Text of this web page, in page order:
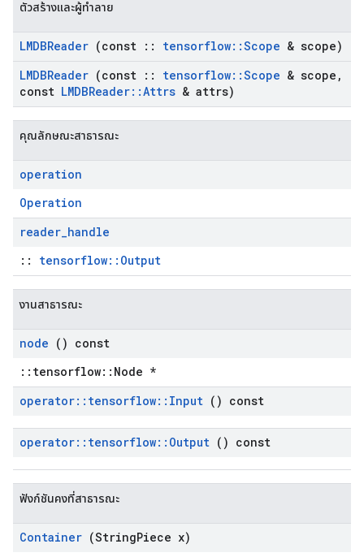
ตัวสร้างและผู้ทำลาย
LMDBReader (const :: tensorflow::Scope & scope)
LMDBReader (const :: tensorflow::Scope & scope ,
const LMDBReader::Attrs & attrs)
คุณลักษณะสาธารณะ
operation
Operation
reader_handle
:: tensorflow::Output
งานสาธารณะ
node () const
::tensorflow::Node *
operator:: tensorflow:: Input () const
operator:: tensorflow:: Output () const
ฟังก์ชันคงที่สาธารณะ
Container (StringPiece x)